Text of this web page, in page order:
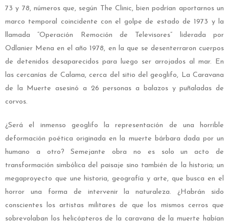
73 y 78, números que, según The Clinic, bien podrían aportarnos un
marco temporal coincidente con el golpe de estado de 1973 y la
llamada “Operación Remoción de Televisores” liderada por
Odlanier Mena en el año 1978, en la que se desenterraron cuerpos
de detenidos desaparecidos para luego ser arrojados al mar. En
las cercanías de Calama, cerca del sitio del geoglifo, La Caravana
de la Muerte asesinó a 26 personas a balazos y puñaladas de
corvos.
¿Será el inmenso geoglifo la representación de una horrible
deformación poética originada en la muerte bárbara dada por un
humano a otro? Semejante obra no es solo un acto de
transformación simbólica del paisaje sino también de la historia; un
megaproyecto que une historia, geografía y arte, que busca en el
horror una forma de intervenir la naturaleza. ¿Habrán sido
conscientes los artistas militares de que los mismos cerros que
sobrevolaban los helicópteros de la caravana de la muerte habían